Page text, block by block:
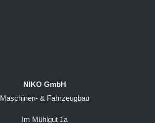
NIKO GmbH
Maschinen- & Fahrzeugbau
Im Mühlgut 1a